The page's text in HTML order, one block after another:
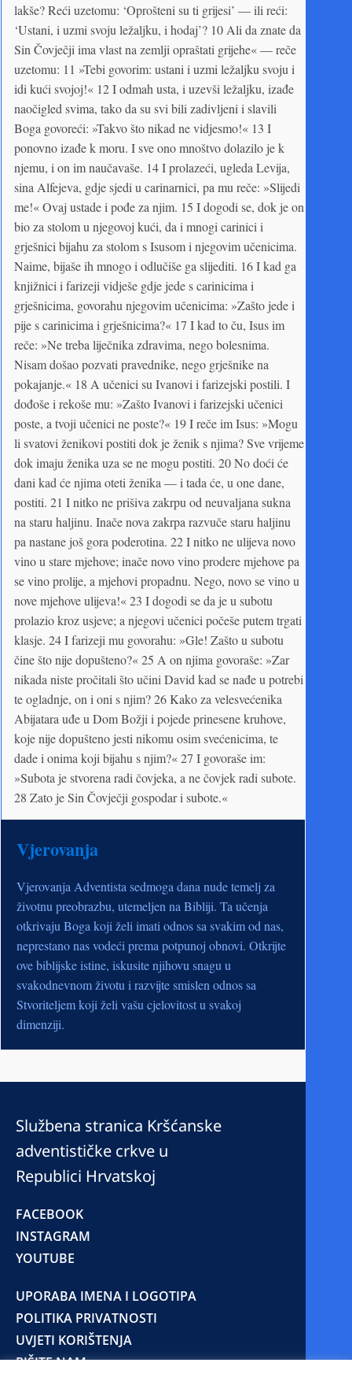
lakše? Reći uzetomu: ‘Oprošteni su ti grijesi’ — ili reći:
‘Ustani, i uzmi svoju ležaljku, i hodaj’? 10 Ali da znate da
Sin Čovječji ima vlast na zemlji opraštati grijehe« — reče
uzetomu: 11 »Tebi govorim: ustani i uzmi ležaljku svoju i
idi kući svojoj!« 12 I odmah usta, i uzevši ležaljku, izađe
naočigled svima, tako da su svi bili zadivljeni i slavili
Boga govoreći: »Takvo što nikad ne vidjesmo!« 13 I
ponovno izađe k moru. I sve ono mnoštvo dolazilo je k
njemu, i on im naučavaše. 14 I prolazeći, ugleda Levija,
sina Alfejeva, gdje sjedi u carinarnici, pa mu reče: »Slijedi
me!« Ovaj ustade i pođe za njim. 15 I dogodi se, dok je on
bio za stolom u njegovoj kući, da i mnogi carinici i
grješnici bijahu za stolom s Isusom i njegovim učenicima.
Naime, bijaše ih mnogo i odlučiše ga slijediti. 16 I kad ga
knjižnici i farizeji vidješe gdje jede s carinicima i
grješnicima, govorahu njegovim učenicima: »Zašto jede i
pije s carinicima i grješnicima?« 17 I kad to ču, Isus im
reče: »Ne treba liječnika zdravima, nego bolesnima.
Nisam došao pozvati pravednike, nego grješnike na
pokajanje.« 18 A učenici su Ivanovi i farizejski postili. I
dođoše i rekoše mu: »Zašto Ivanovi i farizejski učenici
poste, a tvoji učenici ne poste?« 19 I reče im Isus: »Mogu
li svatovi ženikovi postiti dok je ženik s njima? Sve vrijeme
dok imaju ženika uza se ne mogu postiti. 20 No doći će
dani kad će njima oteti ženika — i tada će, u one dane,
postiti. 21 I nitko ne prišiva zakrpu od neuvaljana sukna
na staru haljinu. Inače nova zakrpa razvuče staru haljinu
pa nastane još gora poderotina. 22 I nitko ne ulijeva novo
vino u stare mjehove; inače novo vino prodere mjehove pa
se vino prolije, a mjehovi propadnu. Nego, novo se vino u
nove mjehove ulijeva!« 23 I dogodi se da je u subotu
prolazio kroz usjeve; a njegovi učenici počeše putem trgati
klasje. 24 I farizeji mu govorahu: »Gle! Zašto u subotu
čine što nije dopušteno?« 25 A on njima govoraše: »Zar
nikada niste pročitali što učini David kad se nađe u potrebi
te ogladnje, on i oni s njim? 26 Kako za velesvećenika
Abijatara uđe u Dom Božji i pojede prinesene kruhove,
koje nije dopušteno jesti nikomu osim svećenicima, te
dade i onima koji bijahu s njim?« 27 I govoraše im:
»Subota je stvorena radi čovjeka, a ne čovjek radi subote.
28 Zato je Sin Čovječji gospodar i subote.«
Vjerovanja
Vjerovanja Adventista sedmoga dana nude temelj za
životnu preobrazbu, utemeljen na Bibliji. Ta učenja
otkrivaju Boga koji želi imati odnos sa svakim od nas,
neprestano nas vodeći prema potpunoj obnovi. Otkrijte
ove biblijske istine, iskusite njihovu snagu u
svakodnevnom životu i razvijte smislen odnos sa
Stvoriteljem koji želi vašu cjelovitost u svakoj
dimenziji.
Službena stranica Kršćanske
adventističke crkve u
Republici Hrvatskoj
FACEBOOK
INSTAGRAM
YOUTUBE
UPORABA IMENA I LOGOTIPA
POLITIKA PRIVATNOSTI
UVJETI KORIŠTENJA
PIŠITE NAM